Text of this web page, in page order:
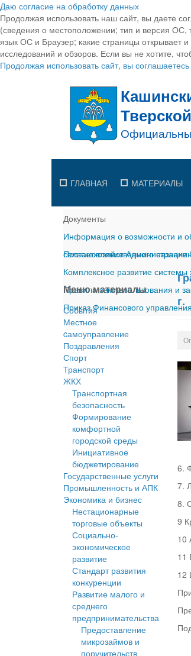
Даю согласие на обработку данных
Продолжая использовать наш сайт, вы даете
(сведения о местоположении; тип и версия ОС,
язык ОС и Браузер; какие страницы открывает
исследований и обзоров. Если вы не хотите,
Продолжая использовать сайт, вы
ГЛАВНАЯ МАТЕРИАЛЫ
Документы
Информация о возможности и
сельскохозяйственного
Постановление Администрации
Комплексное развитие
Правила землепользования и
Приказ Финансового
Меню материалы
События
Местное
cамоуправление
Поздравления
Спорт
Транспорт
ЖКХ
Транспортная
безопасность
Формирование
комфортной
городской среды
Инициативное
бюджетирование
Государственные услуги
Промышленность и АПК
Экономика и бизнес
Нестационарные
торговые объекты
Социально-
экономическое
развитие
Стандарт развития
конкуренции
Развитие малого и
среднего
предпринимательства
Предоставление
микрозаймов и
поручительств
г.
6.
7.
8.
9
10
11
12